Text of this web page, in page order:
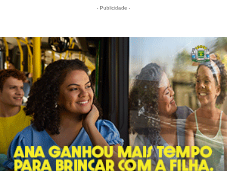
- Publicidade -